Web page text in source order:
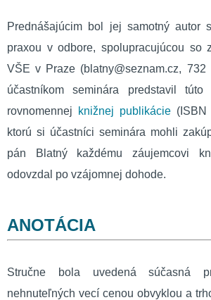
Prednášajúcim bol jej samotný autor
praxou v odbore, spolupracujúcou so
VŠE v Praze (blatny@seznam.cz, 732
účastníkom seminára predstavil
rovnomennej
knižnej publikácie (ISBN
ktorú si účastníci seminára mohli
pán Blatný každému záujemcovi
odovzdal po vzájomnej dohode.
ANOTÁCIA
Stručne bola uvedená súčasná
nehnuteľných vecí cenou obvyklou a